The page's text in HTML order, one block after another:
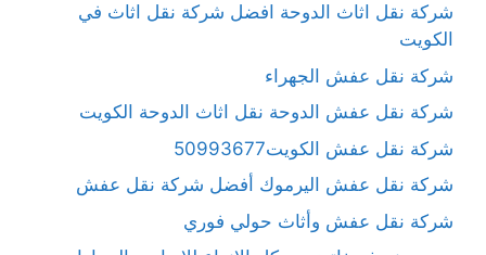
شركة نقل اثاث الدوحة افضل شركة نقل اثاث في
الكويت
شركة نقل عفش الجهراء
شركة نقل عفش الدوحة نقل اثاث الدوحة الكويت
شركة نقل عفش الكويت50993677
شركة نقل عفش اليرموك أفضل شركة نقل عفش
شركة نقل عفش وأثاث حولي فوري